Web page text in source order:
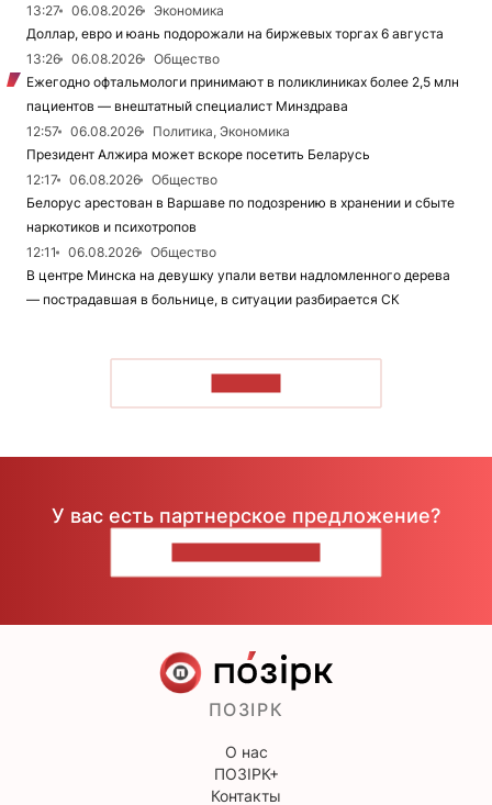
13:27
06.08.2026
Экономика
Доллар, евро и юань подорожали на биржевых торгах 6 августа
13:26
06.08.2026
Общество
Ежегодно офтальмологи принимают в поликлиниках более 2,5 млн
пациентов — внештатный специалист Минздрава
12:57
06.08.2026
Политика, Экономика
Президент Алжира может вскоре посетить Беларусь
12:17
06.08.2026
Общество
Белорус арестован в Варшаве по подозрению в хранении и сбыте
наркотиков и психотропов
12:11
06.08.2026
Общество
В центре Минска на девушку упали ветви надломленного дерева
— пострадавшая в больнице, в ситуации разбирается СК
У вас есть партнерское предложение?
ПОЗІРК
О нас
ПОЗІРК+
Контакты